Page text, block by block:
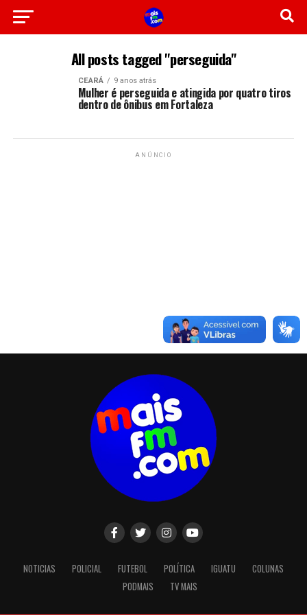
All posts tagged "perseguida"
CEARÁ 9 anos atrás
Mulher é perseguida e atingida por quatro tiros
dentro de ônibus em Fortaleza
ANÚNCIO
NOTICIAS POLICIAL FUTEBOL POLÍTICA IGUATU
COLUNAS
PODMAIS
TV MAIS